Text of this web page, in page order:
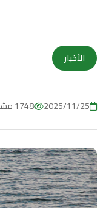
الأخبار
2025/11/25 1748 مشاهدة